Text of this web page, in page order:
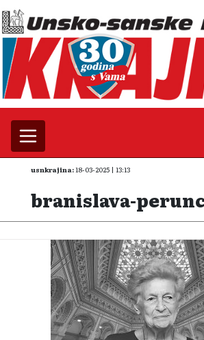
usnkrajina:18-03-2025 | 13:13
branislava-